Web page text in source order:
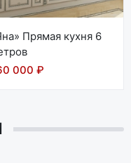
Прямая кухня 6
000 ₽